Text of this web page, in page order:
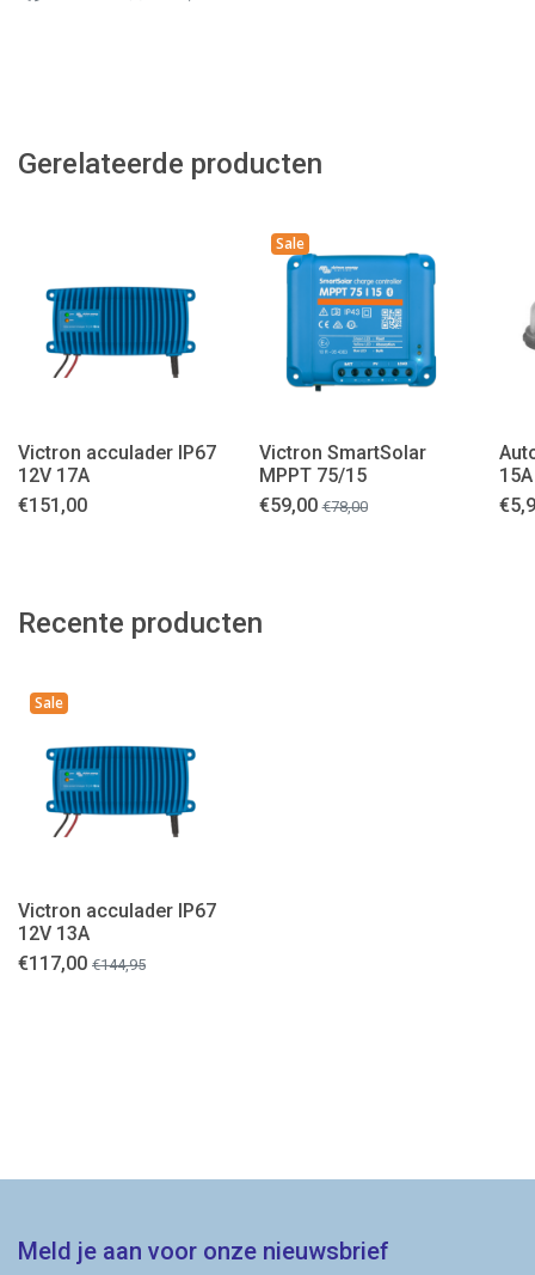
Gerelateerde producten
Victron acculader IP67
12V 17A
€151,00
Sale
Victron SmartSolar
MPPT 75/15
€59,00€78,00
15A
€
Recente producten
Sale
Victron acculader IP67
12V 13A
€117,00 €144,95
Meld je aan voor onze nieuwsbrief